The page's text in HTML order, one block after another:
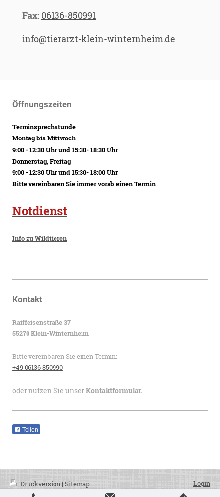
Fax: 06136-850991
info@tierarzt-klein-winternheim.de
Öffnungszeiten
Terminsprechstunde
Montag bis Mittwoch
9:00 - 12:30 Uhr und 15:30- 18:30 Uhr
Donnerstag, Freitag
9:00 - 12:30 Uhr und 15:30- 18:00 Uhr
Bitte vereinbaren Sie immer vorab einen Termin
Notdienst
Info zu Wildtieren
Kontakt
Raiffeisenstraße 37
55270 Klein-Winternheim
Bitte vereinbaren Sie einen Termin:
+49 06136 850990
oder nutzen Sie unserKontaktformular.
Teilen
Druckversion | Sitemap
55270 Klein-Winternheim,
Login
Webansicht